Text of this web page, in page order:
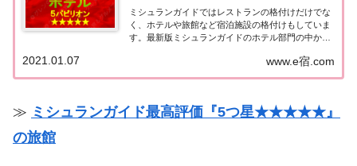
ミシュランガイドではレストランの格付けだけでな
く、ホテルや旅館など宿泊施設の格付けもしていま
す。最新版ミシュランガイドのホテル部門の中から
をまとめてみました♪ いずれのホテルも人気ランキ
ングなどで常に上位を賑わす有名ホテル。各ホテル
www.e宿.com
2021.01.07
≫ ミシュランガイド最高評価『5つ星★★★★★』
の旅館